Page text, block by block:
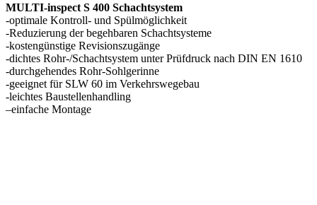
MULTI-inspect S 400 Schachtsystem
-optimale Kontroll- und Spülmöglichkeit
-Reduzierung der begehbaren Schachtsysteme
-kostengünstige Revisionszugänge
-dichtes Rohr-/Schachtsystem unter Prüfdruck nach DIN EN 1610
-durchgehendes Rohr-Sohlgerinne
-geeignet für SLW 60 im Verkehrswegebau
-leichtes Baustellenhandling
–einfache Montage